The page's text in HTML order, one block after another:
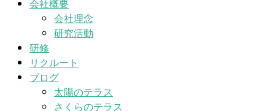
会社概要
会社理念
研究活動
研修
リクルート
ブログ
太陽のテラス
さくらのテラス